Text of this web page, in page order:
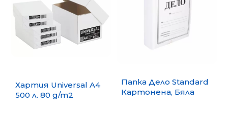
Хартия Universal A4
500 л. 80 g/m2
Папка Дело Standard
Картонена, Бяла